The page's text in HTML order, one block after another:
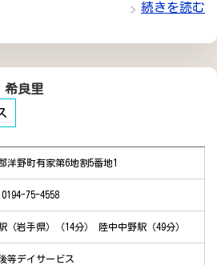
続きを読む
希良里
洋野町有家第6地割5番地1
0194-75-4558
（岩手県）（14分） 陸中中野駅（49分）
等デイサービス